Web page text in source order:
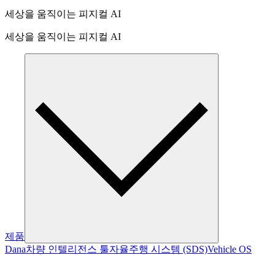
세상을 움직이는 피지컬 AI
세상을 움직이는 피지컬 AI
제품
Dana차량 인텔리전스 툴자율주행 시스템 (SDS)Vehicle OS